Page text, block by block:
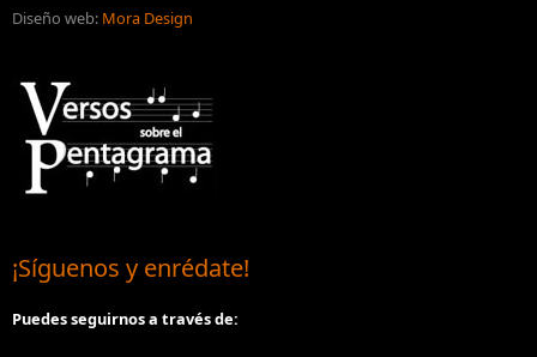
Diseño web: Mora Design
¡Síguenos y enrédate!
Puedes seguirnos a través de: